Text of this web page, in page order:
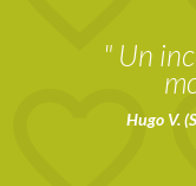
" Un
Hugo V.